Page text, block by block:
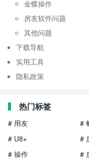
金蝶操作
房友软件问题
其他问题
下载导航
实用工具
隐私政策
热门标签
# 用友 #
# U8+
#
# 操作
#